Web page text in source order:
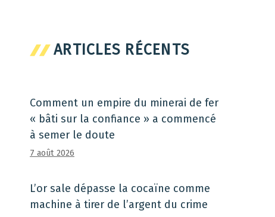
ARTICLES RÉCENTS
Comment un empire du minerai de fer
« bâti sur la confiance » a commencé
à semer le doute
7 août 2026
L’or sale dépasse la cocaïne comme
machine à tirer de l’argent du crime